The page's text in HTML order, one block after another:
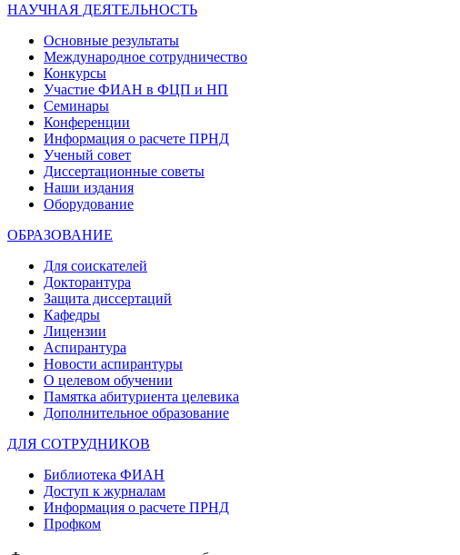
НАУЧНАЯ ДЕЯТЕЛЬНОСТЬ
Основные результаты
Международное сотрудничество
Конкурсы
Участие ФИАН в ФЦП и НП
Семинары
Конференции
Информация о расчете ПРНД
Ученый совет
Диссертационные советы
Наши издания
Оборудование
ОБРАЗОВАНИЕ
Для соискателей
Докторантура
Защита диссертаций
Кафедры
Лицензии
Аспирантура
Новости аспирантуры
О целевом обучении
Памятка абитуриента целевика
Дополнительное образование
ДЛЯ СОТРУДНИКОВ
Библиотека ФИАН
Доступ к журналам
Информация о расчете ПРНД
Профком